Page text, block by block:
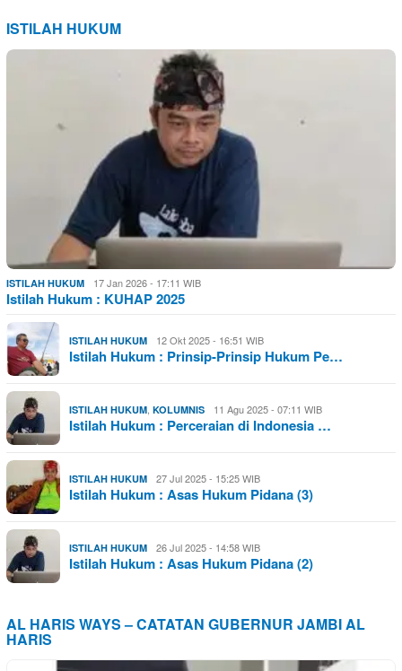
ISTILAH HUKUM
ISTILAH HUKUM 17 Jan 2026 - 17:11 WIB
Istilah Hukum : KUHAP 2025
ISTILAH HUKUM 12 Okt 2025 - 16:51 WIB
Istilah Hukum : Prinsip-Prinsip Hukum Pe…
ISTILAH HUKUM, KOLUMNIS 11 Agu 2025 - 07:11 WIB
Istilah Hukum : Perceraian di Indonesia …
ISTILAH HUKUM 27 Jul 2025 - 15:25 WIB
Istilah Hukum : Asas Hukum Pidana (3)
ISTILAH HUKUM 26 Jul 2025 - 14:58 WIB
Istilah Hukum : Asas Hukum Pidana (2)
AL HARIS WAYS – CATATAN GUBERNUR JAMBI AL
HARIS